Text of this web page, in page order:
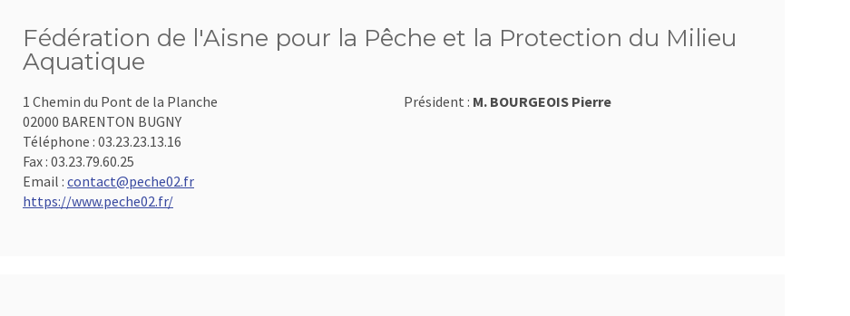
Fédération de l'Aisne pour la Pêche et la Protection du Milieu
Aquatique
1 Chemin du Pont de la Planche
02000 BARENTON BUGNY
Téléphone : 03.23.23.13.16
Fax : 03.23.79.60.25
Email : contact@peche02.fr
https://www.peche02.fr/
Président : M. BOURGEOIS Pierre